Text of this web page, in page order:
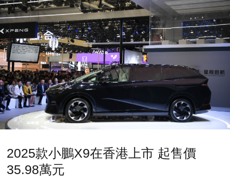
2025款小鵬X9在香港上市 起售價
35.98萬元